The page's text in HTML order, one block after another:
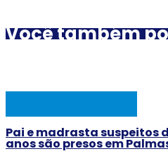
Você também
Pai e madrasta suspeitos
anos são presos em